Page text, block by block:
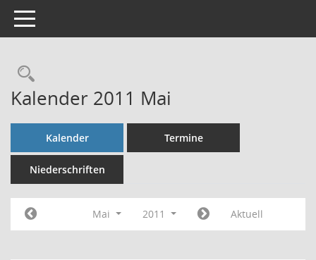
Toggle navigation
Rechercheauswahl
Kalender 2011 Mai
Kalender Termine
Niederschriften
Mai 2011 Aktuell